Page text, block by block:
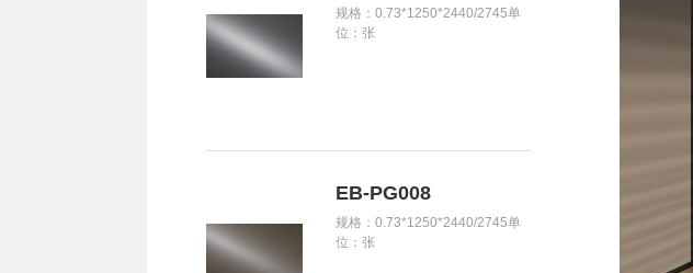
规格：0.73*1250*2440/2745单
位：张
EB-PG008
规格：0.73*1250*2440/2745单
位：张